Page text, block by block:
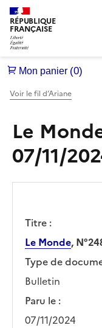
RÉPUBLIQUE
FRANÇAISE
Voir le fil d’Ariane
Le
07/11/
Titre :
Le Monde,
Type de
Bulletin
Paru le :
07/11/2024